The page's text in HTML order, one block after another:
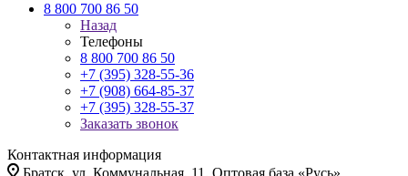
8 800 700 86 50
Назад
Телефоны
8 800 700 86 50
+7 (395) 328-55-36
+7 (908) 664-85-37
+7 (395) 328-55-37
Заказать звонок
Контактная информация
Братск, ул. Коммунальная, 11. Оптовая база «Русь»